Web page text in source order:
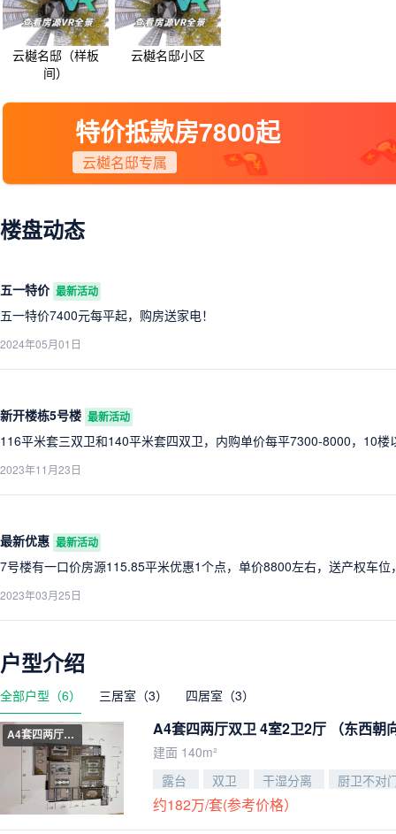
云樾名邸（样板
间）
云樾名邸小区
特价抵款房7800起
云樾名邸专属
楼盘动态
五一特价 最新活动
五一特价7400元每平起，购房送家电！
2024年05月01日
新开楼栋5号楼 最新活动
116平米套三双卫和140平米套四双卫，内购单价每平7300-8000，10楼
2023年11月23日
最新优惠 最新活动
7号楼有一口价房源115.85平米优惠1个点，单价8800左右，送产权车
2023年03月25日
户型介绍
全部户型（6） 三居室（3） 四居室（3）
A4套四两厅双卫 A4套四两厅双卫 4室2卫2厅 （东西朝
建面 140m²
露台
双卫 干湿分离 厨卫不对
约182万/套(参考价格）